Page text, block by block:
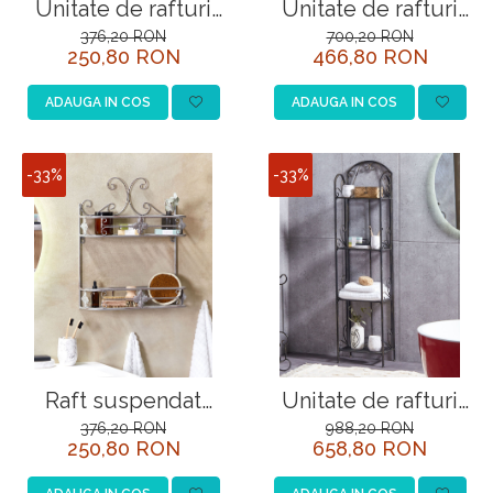
TOCATOARE
VARIANT
Electrocasnice pentru bucătărie
Mixere și blendere
Sisteme pentru apa pură
Unitate de rafturi
WAVERLY Lemn de
bambus Maro
deschis
376,20 RON
250,80 RON
ADAUGA IN COS
Unitate de rafturi
LEHI Lemn de
bambus Maro
deschis
700,20 RON
466,80 RON
ADAUGA IN COS
-33%
Raft suspendat
MARAYES Metal Gri
376,20 RON
250,80 RON
-33%
Unitate de rafturi
VALDIVIA Metal
Negru
988,20 RON
658,80 RON